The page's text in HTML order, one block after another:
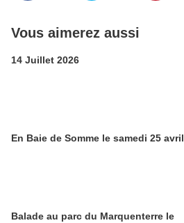
Vous aimerez aussi
14 Juillet 2026
En Baie de Somme le samedi 25 avril
Balade au parc du Marquenterre le